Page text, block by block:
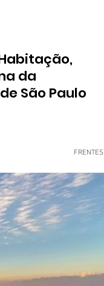
da
São Paulo
FRENTES